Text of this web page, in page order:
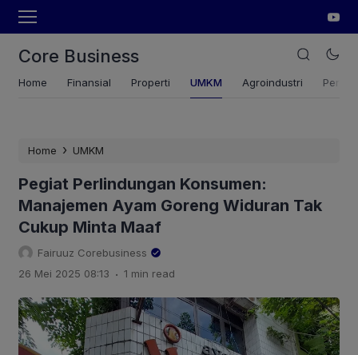
Core Business
Home Finansial Properti UMKM Agroindustri
Home › UMKM
Pegiat Perlindungan Konsumen:
Manajemen Ayam Goreng Widuran Tak
Cukup Minta Maaf
Fairuuz Corebusiness
26 Mei 2025 08:13 . 1 min read